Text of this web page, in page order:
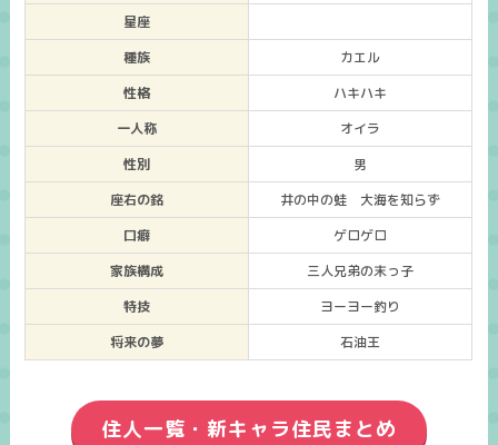
星座
種族
カエル
性格
ハキハキ
一人称
オイラ
性別
男
座右の銘
井の中の蛙 大海を知らず
口癖
ゲロゲロ
家族構成
三人兄弟の末っ子
特技
ヨーヨー釣り
将来の夢
石油王
住人一覧・新キャラ住民まとめ